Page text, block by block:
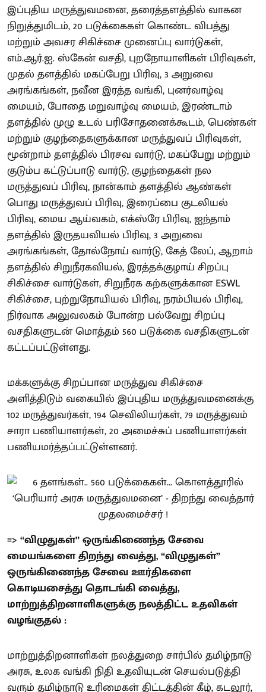
இப்புதிய மருத்துவமனை, தரைத்தளத்தில் வாகன
நிறுத்துமிடம், 20 படுக்கைகள் கொண்ட விபத்து
மற்றும் அவசர சிகிச்சை முனைப்பு வார்டுகள்,
எம்.ஆர்.ஐ. ஸ்கேன் வசதி, புறநோயாளிகள் பிரிவுகள்,
முதல் தளத்தில் மகப்பேறு பிரிவு, 3 அறுவை
அரங்கங்கள், நவீன இரத்த வங்கி, புனர்வாழ்வு
மையம், போதை மறுவாழ்வு மையம், இரண்டாம்
தளத்தில் முழு உடல் பரிசோதனைக்கூடம், பெண்கள்
மற்றும் குழந்தைகளுக்கான மருத்துவப் பிரிவுகள்,
மூன்றாம் தளத்தில் பிரசவ வார்டு, மகப்பேறு மற்றும்
குடும்ப கட்டுப்பாடு வார்டு, குழந்தைகள் நல
மருத்துவப் பிரிவு, நான்காம் தளத்தில் ஆண்கள்
பொது மருத்துவப் பிரிவு, இரைப்பை குடலியல்
பிரிவு, மைய ஆய்வகம், எக்ஸ்ரே பிரிவு, ஐந்தாம்
தளத்தில் இருதயவியல் பிரிவு, 3 அறுவை
அரங்கங்கள், தோல்நோய் வார்டு, கேத் லேப், ஆறாம்
தளத்தில் சிறுநீரகவியல், இரத்தக்குழாய் சிறப்பு
சிகிச்சை வார்டுகள், சிறுநீரக கற்களுக்கான ESWL
சிகிச்சை, புற்றுநோயியல் பிரிவு, நரம்பியல் பிரிவு,
நிர்வாக அலுவலகம் போன்ற பல்வேறு சிறப்பு
வசதிகளுடன் மொத்தம் 560 படுக்கை வசதிகளுடன்
கட்டப்பட்டுள்ளது.
மக்களுக்கு சிறப்பான மருத்துவ சிகிச்சை
அளித்திடும் வகையில் இப்புதிய மருத்துவமனைக்கு
102 மருத்துவர்கள், 194 செவிலியர்கள், 79 மருத்துவம்
சாரா பணியாளர்கள், 20 அமைச்சுப் பணியாளர்கள்
பணியமர்த்தப்பட்டுள்ளனர்.
=> “விழுதுகள்” ஒருங்கிணைந்த சேவை
மையங்களை திறந்து வைத்து, “விழுதுகள்”
ஒருங்கிணைந்த சேவை ஊர்திகளை
கொடியசைத்து தொடங்கி வைத்து,
மாற்றுத்திறனாளிகளுக்கு நலத்திட்ட உதவிகள்
வழங்குதல் :
மாற்றுத்திறனாளிகள் நலத்துறை சார்பில் தமிழ்நாடு
அரசு, உலக வங்கி நிதி உதவியுடன் செயல்படுத்தி
வரும் தமிழ்நாடு உரிமைகள் திட்டத்தின் கீழ், கடலூர்,